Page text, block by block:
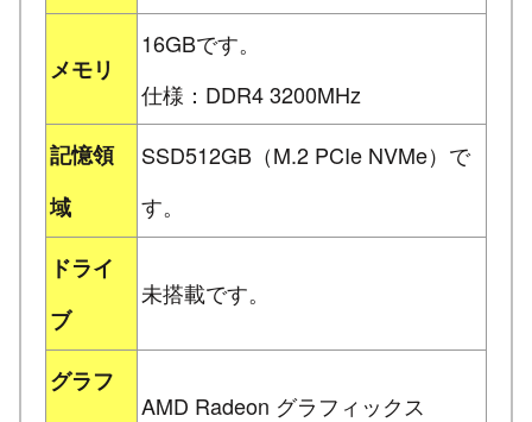
メモリ
16GBです。
仕様：DDR4 3200MHz
記憶領
域
SSD512GB（M.2 PCIe NVMe）で
す。
ドライ
ブ
未搭載です。
グラフ
AMD Radeon グラフィックス